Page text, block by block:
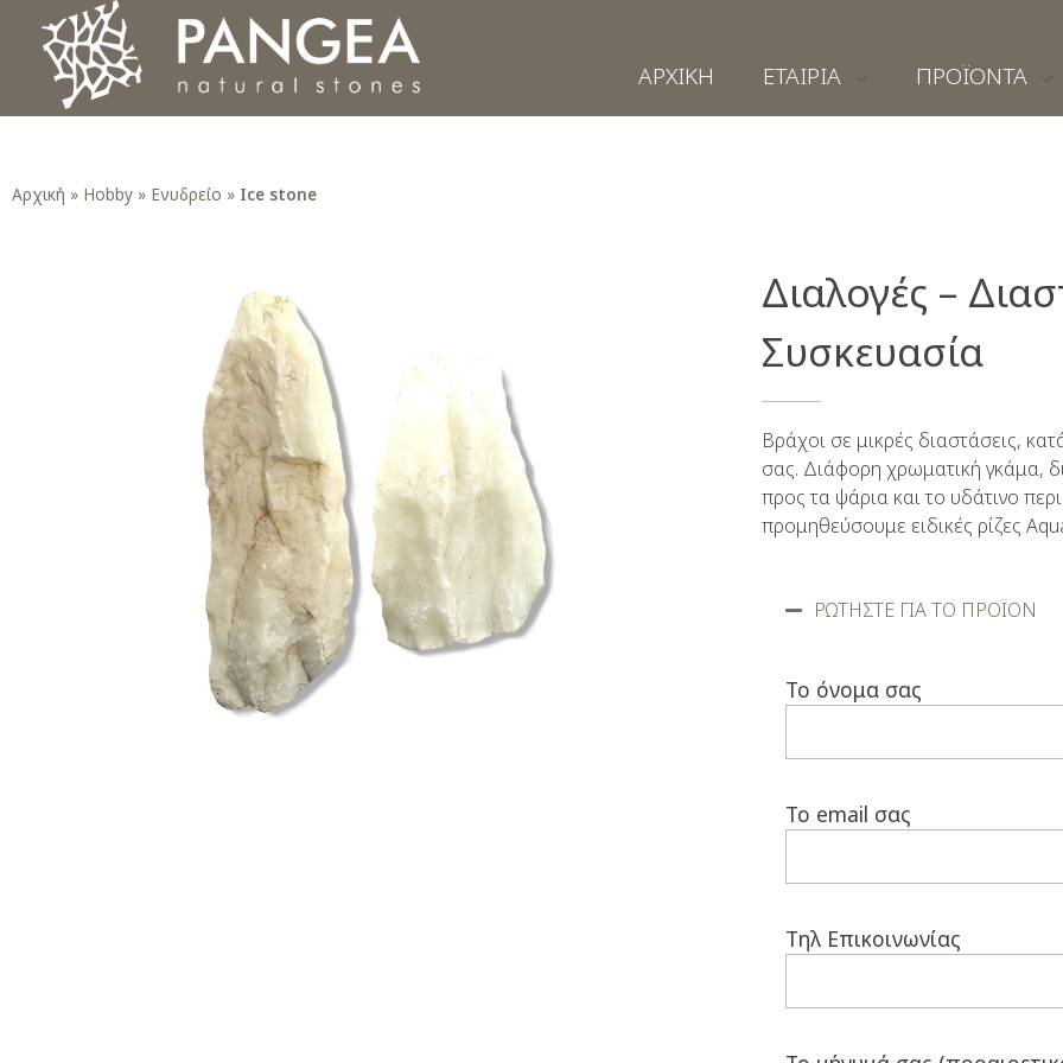
Φυσικά Πετρώματα PANGEA
Ο υπέροχος κόσμος της Φυσικής Πέτρας
ΑΡΧΙΚΗ ΕΤΑΙΡΙΑ ΠΡΟΪΟΝΤΑ
Αρχική » Hobby » Ενυδρείο » Ice stone
Διαλογές –
Συσκευασία
Βράχοι σε μικρές διαστάσεις,
σας. Διάφορη χρωματική γκάμα,
προς τα ψάρια και το υδάτινο
προμηθεύσουμε ειδικές ρίζες
ΡΩΤΗΣΤΕ ΓΙΑ ΤΟ ΠΡΟΪΟΝ
Το όνομα σας
Το email σας
Τηλ Επικοινωνίας